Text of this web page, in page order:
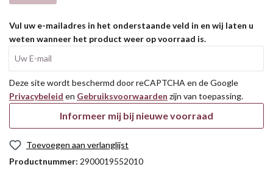
Vul uw e-mailadres in het onderstaande veld in en wij laten u
weten wanneer het product weer op voorraad is.
Deze site wordt beschermd door reCAPTCHA en de Google
Privacybeleid en Gebruiksvoorwaarden zijn van toepassing.
Informeer mij bij nieuwe voorraad
Toevoegen aan verlanglijst
Productnummer: 2900019552010